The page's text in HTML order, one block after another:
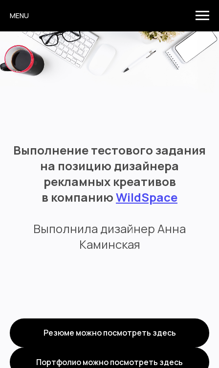
MENU
Выполнение тестового задания
на позицию дизайнера
рекламных креативов
в компаниюWildSpace
Выполнила дизайнер Анна
Каминская
Резюме можно посмотреть здесь
Портфолио можно посмотреть здесь